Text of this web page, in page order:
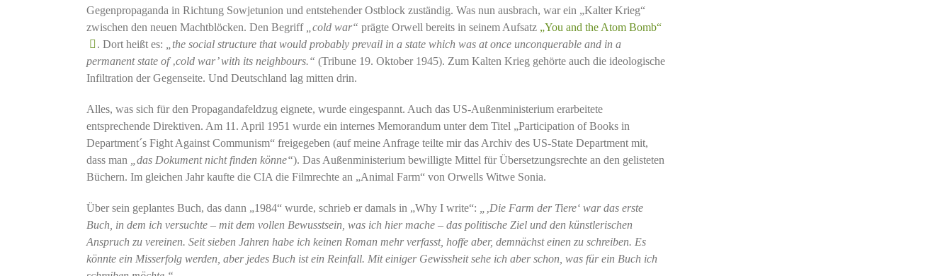
Gegenpropaganda in Richtung Sowjetunion und entstehender Ostblock zuständig. Was nun ausbrach, war ein „Kalter Krieg“
zwischen den neuen Machtblöcken. Den Begriff
„cold war“ prägte Orwell bereits in seinem Aufsatz „You and the Atom Bomb“
. Dort heißt es:
the social structure that would probably prevail in a state which was at once unconquerable and in a
permanent state of‚cold war’ with its neighbours.“ (Tribune 19. Oktober 1945). Zum Kalten Krieg gehörte auch die ideologische
Infiltration der Gegenseite. Und Deutschland lag mitten drin.
Alles, was sich für den Propagandafeldzug eignete, wurde eingespannt. Auch das US-Außenministerium erarbeitete
entsprechende Direktiven. Am 11. April 1951 wurde ein internes Memorandum unter dem Titel „Participation of Books in
Department´s Fight Against Communism“ freigegeben (auf meine Anfrage teilte mir das Archiv des US-State Department mit,
dass man
„das Dokument nicht finden könne“). Das Außenministerium bewilligte Mittel für Übersetzungsrechte an den gelisteten
Büchern. Im gleichen Jahr kaufte die CIA die Filmrechte an „Animal Farm“ von Orwells Witwe Sonia.
Über sein geplantes Buch, das dann „1984“ wurde, schrieb er damals in „Why I write“:
„‚Die Farm der Tiere‘ war das erste
Buch, in dem ich versuchte – mit dem vollen Bewusstsein, was ich hier mache – das politische Ziel und den künstlerischen
Anspruch zu vereinen. Seit sieben Jahren habe ich keinen Roman mehr verfasst, hoffe aber, demnächst einen zu schreiben. Es
könnte ein Misserfolg werden, aber jedes Buch ist ein Reinfall. Mit einiger Gewissheit sehe ich aber schon, was für ein Buch ich